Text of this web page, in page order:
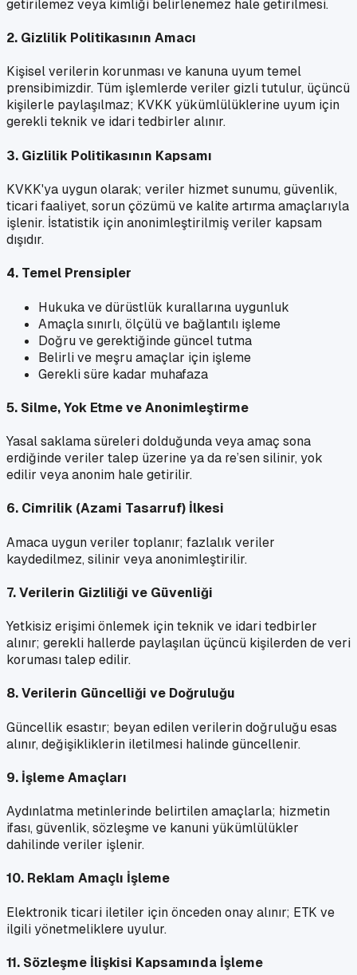
getirilemez veya kimliği belirlenemez hale getirilmesi.
2. Gizlilik Politikasının Amacı
Kişisel verilerin korunması ve kanuna uyum temel
prensibimizdir. Tüm işlemlerde veriler gizli tutulur, üçüncü
kişilerle paylaşılmaz; KVKK yükümlülüklerine uyum için
gerekli teknik ve idari tedbirler alınır.
3. Gizlilik Politikasının Kapsamı
KVKK'ya uygun olarak; veriler hizmet sunumu, güvenlik,
ticari faaliyet, sorun çözümü ve kalite artırma amaçlarıyla
işlenir. İstatistik için anonimleştirilmiş veriler kapsam
dışıdır.
4. Temel Prensipler
Hukuka ve dürüstlük kurallarına uygunluk
Amaçla sınırlı, ölçülü ve bağlantılı işleme
Doğru ve gerektiğinde güncel tutma
Belirli ve meşru amaçlar için işleme
Gerekli süre kadar muhafaza
5. Silme, Yok Etme ve Anonimleştirme
Yasal saklama süreleri dolduğunda veya amaç sona
erdiğinde veriler talep üzerine ya da re’sen silinir, yok
edilir veya anonim hale getirilir.
6. Cimrilik (Azami Tasarruf) İlkesi
Amaca uygun veriler toplanır; fazlalık veriler
kaydedilmez, silinir veya anonimleştirilir.
7. Verilerin Gizliliği ve Güvenliği
Yetkisiz erişimi önlemek için teknik ve idari tedbirler
alınır; gerekli hallerde paylaşılan üçüncü kişilerden de veri
koruması talep edilir.
8. Verilerin Güncelliği ve Doğruluğu
Güncellik esastır; beyan edilen verilerin doğruluğu esas
alınır, değişikliklerin iletilmesi halinde güncellenir.
9. İşleme Amaçları
Aydınlatma metinlerinde belirtilen amaçlarla; hizmetin
ifası, güvenlik, sözleşme ve kanuni yükümlülükler
dahilinde veriler işlenir.
10. Reklam Amaçlı İşleme
Elektronik ticari iletiler için önceden onay alınır; ETK ve
ilgili yönetmeliklere uyulur.
11. Sözleşme İlişkisi Kapsamında İşleme